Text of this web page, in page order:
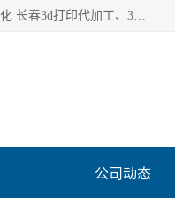
长春市东师青鸟科技有限公司从事3D打印代加工 3D打印设计服务 3D打印相关教育培训 3D打印设计优化 长春3d打印代加工、3D打印代加工及设计服务、3D打印相关教育培训、专利代理及优化、3D打印上下游技术服务，深耕工业设计、机械设计、3D打印多年年，拥有多项技术，辅助数十位客户完成自己的发明及实用新型专利。
公司动态